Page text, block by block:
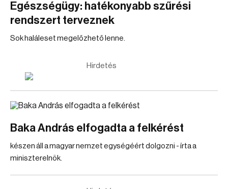
Egészségügy: hatékonyabb szűrési
rendszert terveznek
Sok haláleset megelőzhető lenne.
Hirdetés
Baka András elfogadta a felkérést
készen áll a magyar nemzet egységéért dolgozni - írta a
miniszterelnök.